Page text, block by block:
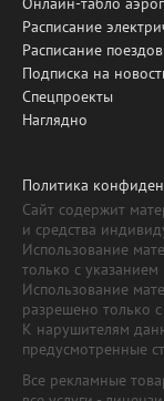
Расписание
Расписание поездов
Подписка на
Спецпроекты
Наглядно
Политика
Сайт содержит
и средства
Использование
только с
Использование
разрешено только
К нарушителям
предусмотренные
Все рекламные